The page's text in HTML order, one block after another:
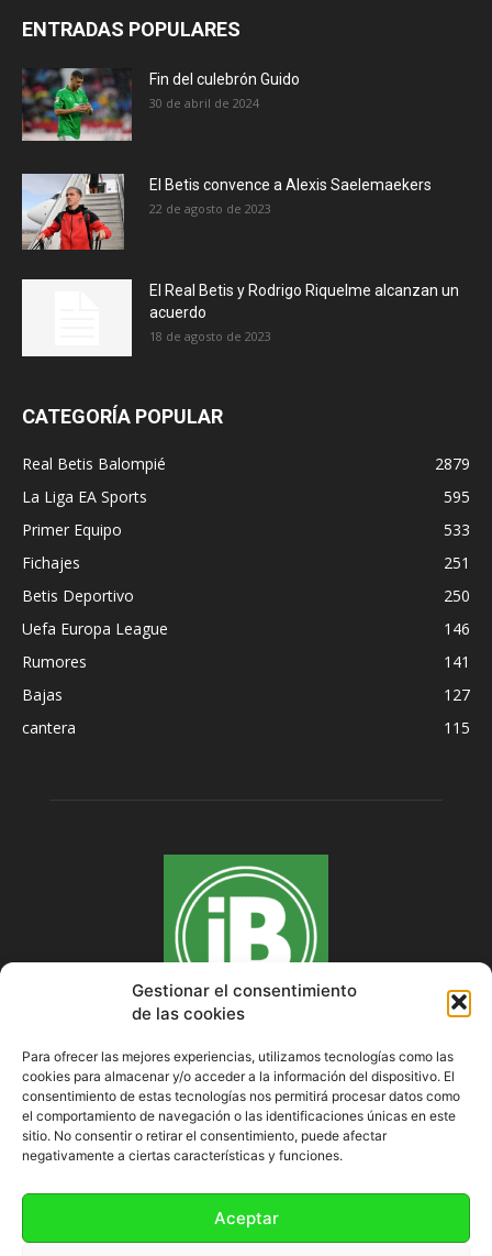
Gestionar el consentimiento
de las cookies
Para ofrecer las mejores experiencias, utilizamos tecnologías como las
cookies para almacenar y/o acceder a la información del dispositivo. El
consentimiento de estas tecnologías nos permitirá procesar datos como
el comportamiento de navegación o las identificaciones únicas en este
sitio. No consentir o retirar el consentimiento, puede afectar
negativamente a ciertas características y funciones.
Aceptar
ENTRADAS POPULARES
Fin del culebrón Guido
30 de abril de 2024
El Betis convence a Alexis Saelemaekers
22 de agosto de 2023
El Real Betis y Rodrigo Riquelme alcanzan un
acuerdo
18 de agosto de 2023
CATEGORÍA POPULAR
Real Betis Balompié
2879
La Liga EA Sports
595
Primer Equipo
533
Fichajes
251
Betis Deportivo
250
Uefa Europa League
146
Rumores
141
Bajas
127
cantera
115
SOBRE NOSOTROS